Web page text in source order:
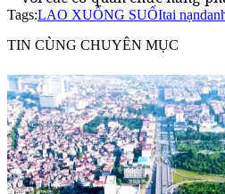
Tags:LAO XUỐNG SUỐItai nạn
TIN CÙNG CHUYÊN MỤC